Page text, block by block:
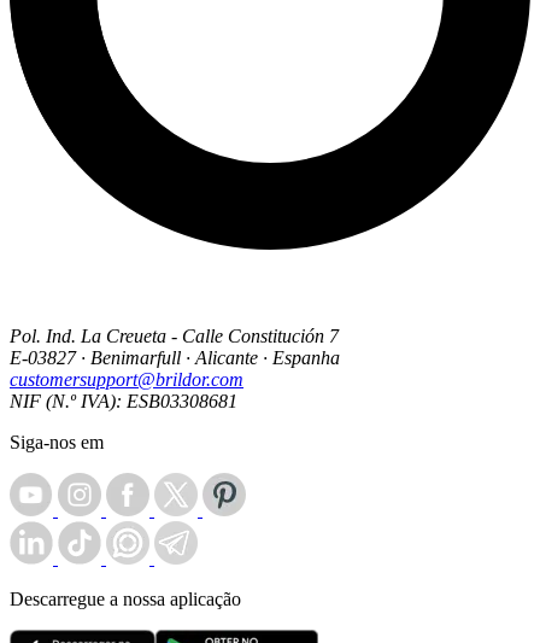
Pol. Ind. La Creueta - Calle Constitución 7
E-03827 · Benimarfull · Alicante · Espanha
customersupport@brildor.com
NIF (N.º IVA): ESB03308681
Siga-nos em
Descarregue a nossa aplicação